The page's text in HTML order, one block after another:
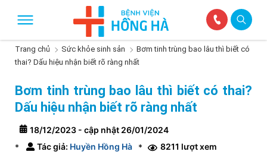
Trang chủ Sức khỏe sinh sản
Bơm tinh trùng bao lâu thì biết có
thai? Dấu hiệu nhận biết rõ ràng nhất
Bơm tinh trùng bao lâu thì biết có thai?
Dấu hiệu nhận biết rõ ràng nhất
18/12/2023 - cập nhật 26/01/2024
*
Tác giả: Huyền Hồng Hà * 8211 lượt xem